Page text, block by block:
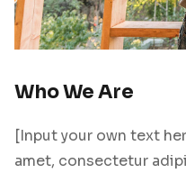
Who We Are
[Input your own text
amet, consectetur